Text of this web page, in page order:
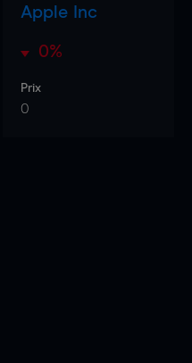
Apple Inc
0%
Prix
0